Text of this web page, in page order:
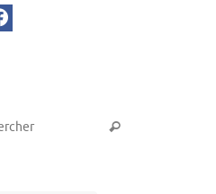
Rechercher